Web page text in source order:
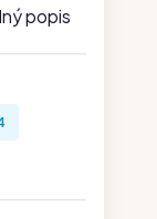
popis